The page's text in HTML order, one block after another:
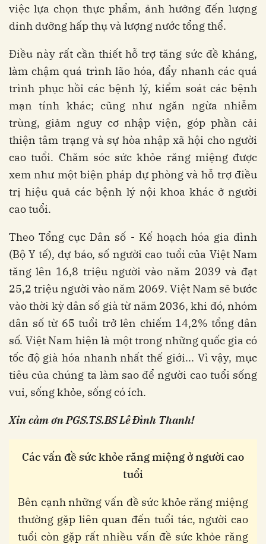
việc lựa chọn thực phẩm, ảnh hưởng đến lượng
dinh dưỡng hấp thụ và lượng nước tổng thể.
Điều này rất cần thiết hỗ trợ tăng sức đề kháng,
làm chậm quá trình lão hóa, đẩy nhanh các quá
trình phục hồi các bệnh lý, kiểm soát các bệnh
mạn tính khác; cũng như ngăn ngừa nhiễm
trùng, giảm nguy cơ nhập viện, góp phần cải
thiện tâm trạng và sự hòa nhập xã hội cho người
cao tuổi. Chăm sóc sức khỏe răng miệng được
xem như một biện pháp dự phòng và hỗ trợ điều
trị hiệu quả các bệnh lý nội khoa khác ở người
cao tuổi.
Theo Tổng cục Dân số - Kế hoạch hóa gia đình
(Bộ Y tế), dự báo, số người cao tuổi của Việt Nam
tăng lên 16,8 triệu người vào năm 2039 và đạt
25,2 triệu người vào năm 2069. Việt Nam sẽ bước
vào thời kỳ dân số già từ năm 2036, khi đó, nhóm
dân số từ 65 tuổi trở lên chiếm 14,2% tổng dân
số. Việt Nam hiện là một trong những quốc gia có
tốc độ già hóa nhanh nhất thế giới... Vì vậy, mục
tiêu của chúng ta làm sao để người cao tuổi sống
vui, sống khỏe, sống có ích.
Xin cảm ơnPGS.TS.BS Lê Đình Thanh!
Các vấn đề sức khỏe răng miệng ở người cao
tuổi
Bên cạnh những vấn đề sức khỏe răng miệng
thường gặp liên quan đến tuổi tác, người cao
tuổi còn gặp rất nhiều vấn đề sức khỏe răng